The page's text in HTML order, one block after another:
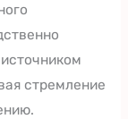
стремление